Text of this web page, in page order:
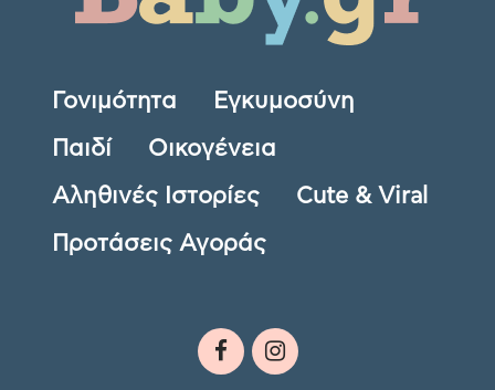
Γονιμότητα Εγκυμοσύνη
Παιδί Οικογένεια
Αληθινές Ιστορίες Cute & Viral
Προτάσεις Αγοράς